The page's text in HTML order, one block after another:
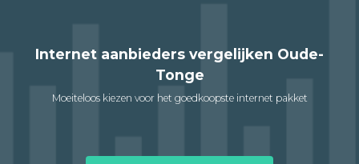
Internet aanbieders vergelijken Oude-
Tonge
Moeiteloos kiezen voor het goedkoopste internet pakket